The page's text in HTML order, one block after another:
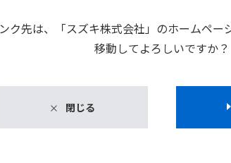
ク先は、「スズキ株式会社」のホームペー
移動してよろしいですか？
閉じる